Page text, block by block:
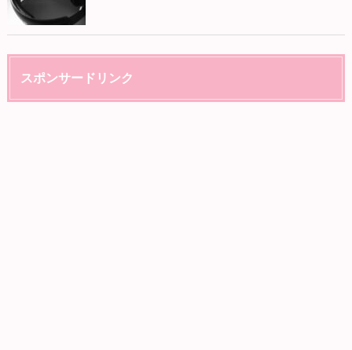
スポンサードリンク